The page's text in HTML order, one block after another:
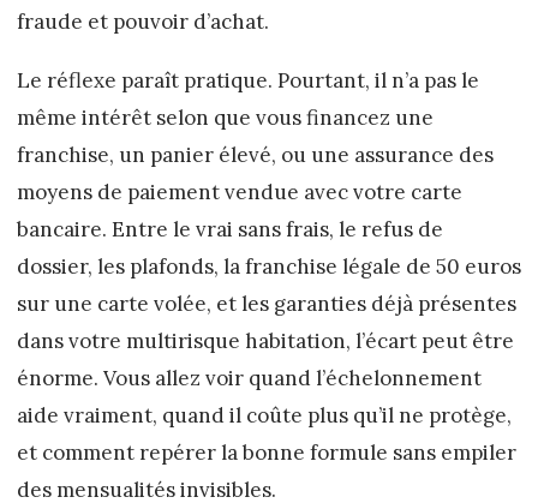
fraude et pouvoir d’achat.
Le réflexe paraît pratique. Pourtant, il n’a pas le
même intérêt selon que vous financez une
franchise, un panier élevé, ou une assurance des
moyens de paiement vendue avec votre carte
bancaire. Entre le vrai sans frais, le refus de
dossier, les plafonds, la franchise légale de 50 euros
sur une carte volée, et les garanties déjà présentes
dans votre multirisque habitation, l’écart peut être
énorme. Vous allez voir quand l’échelonnement
aide vraiment, quand il coûte plus qu’il ne protège,
et comment repérer la bonne formule sans empiler
des mensualités invisibles.